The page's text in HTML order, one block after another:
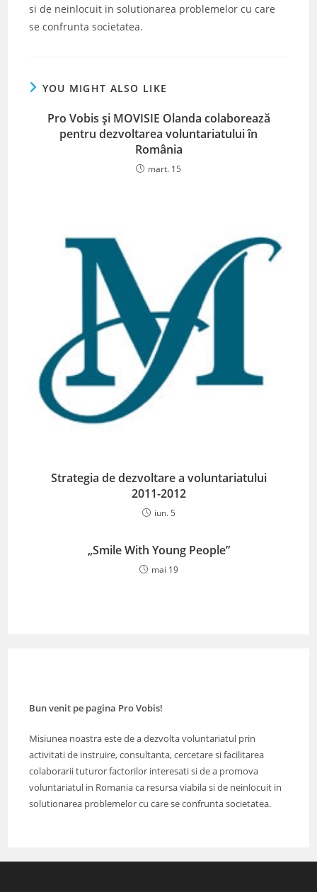
si de neinlocuit in solutionarea problemelor cu care
se confrunta societatea.
YOU MIGHT ALSO LIKE
Pro Vobis și MOVISIE Olanda colaborează
pentru dezvoltarea voluntariatului în
România
mart. 15
Strategia de dezvoltare a voluntariatului
2011-2012
iun. 5
„Smile With Young People”
mai 19
Bun venit pe pagina Pro Vobis!
Misiunea noastra este de a dezvolta voluntariatul prin
activitati de instruire, consultanta, cercetare si facilitarea
colaborarii tuturor factorilor interesati si de a promova
voluntariatul in Romania ca resursa viabila si de neinlocuit in
solutionarea problemelor cu care se confrunta societatea.